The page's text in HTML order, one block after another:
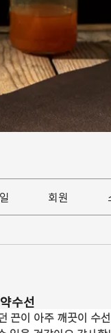
회원
수선
끈이 아주 깨끗이 수